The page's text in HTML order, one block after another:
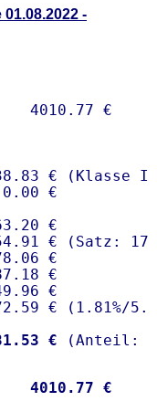
-
€ (Klasse I)
€
€
€ (Satz:
€
€
€
€ ( 1.81%/
€
4010.77 €